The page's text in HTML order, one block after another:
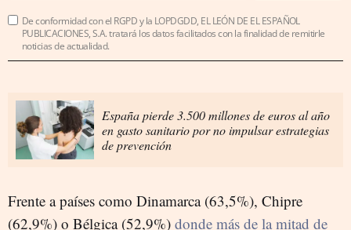
De conformidad con el RGPD y la LOPDGDD, EL LEÓN DE EL ESPAÑOL
PUBLICACIONES, S.A. tratará los datos facilitados con la finalidad de remitirle
noticias de actualidad.
España pierde 3.500 millones de euros al año
en gasto sanitario por no impulsar estrategias
de prevención
Frente a países como Dinamarca (63,5%), Chipre
(62,9%) o Bélgica (52,9%) donde más de la mitad de